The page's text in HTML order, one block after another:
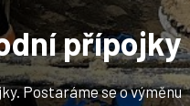
přípojky
Postaráme se o výměnu